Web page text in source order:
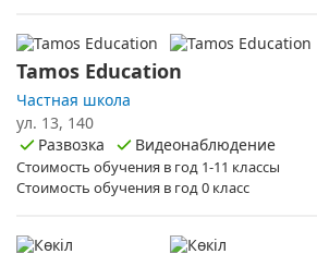
Tamos Education
Частная школа
ул. 13, 140
Развозка
Видеонаблюдение
Стоимость обучения в год 1-11 классы
Стоимость обучения в год 0 класс